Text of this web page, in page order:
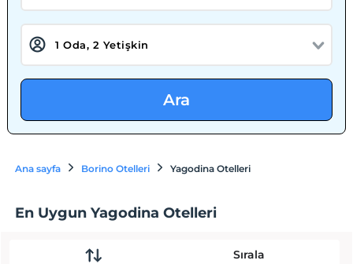
Ara
Ana sayfa Borino Otelleri Yagodina Otelleri
En Uygun Yagodina Otelleri
Sırala